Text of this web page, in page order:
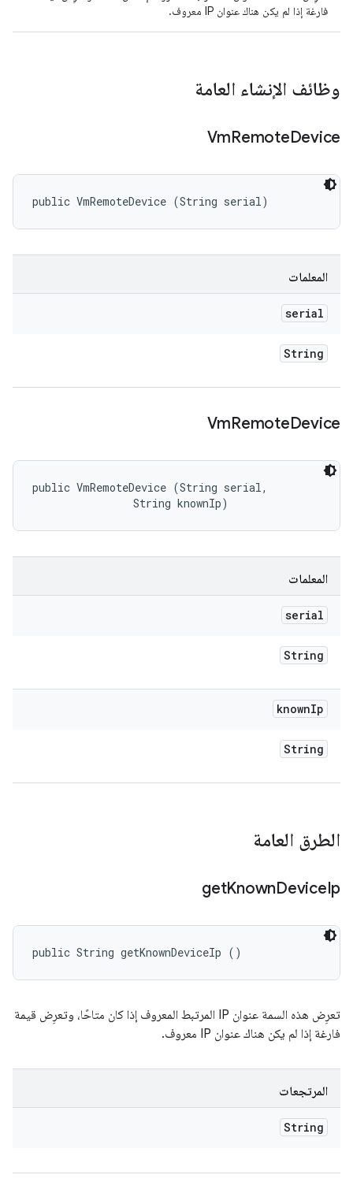
فارغة إذا لم يكن هناك عنوان IP معروف.
وظائف الإنشاء العامة
VmRemoteDevice
public VmRemoteDevice (String serial)
المعلمات
serial
String
VmRemoteDevice
public VmRemoteDevice (String serial,
                String knownIp)
المعلمات
serial
String
knownIp
String
الطرق العامة
getKnownDeviceIp
public String getKnownDeviceIp ()
تعرِض هذه السمة عنوان IP المرتبط المعروف إذا كان متاحًا، وتعرِض قيمة
فارغة إذا لم يكن هناك عنوان IP معروف.
المرتجعات
String